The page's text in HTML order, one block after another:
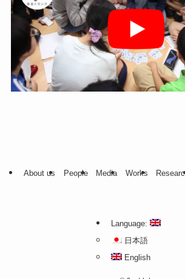
About us People Media Works
Language:
日本語
English